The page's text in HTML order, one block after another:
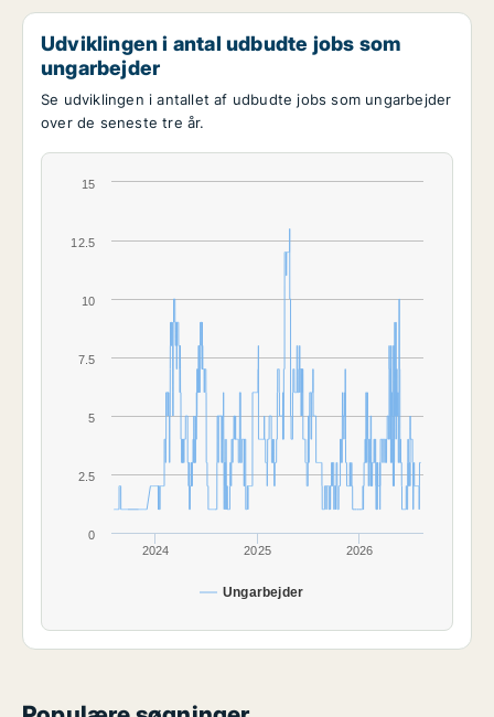
Udviklingen i antal udbudte jobs som
ungarbejder
Se udviklingen i antallet af udbudte jobs som ungarbejder
over de seneste tre år.
Ungarbejder
2024 2025 2026
0
2.5
5
7.5
10
12.5
15